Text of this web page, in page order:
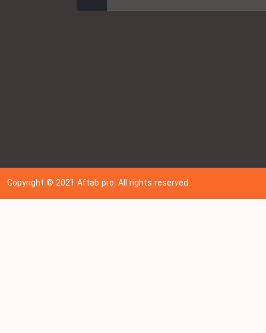
Copyright © 202 1Aftab pro. All rights reserved.